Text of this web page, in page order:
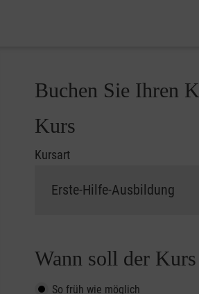
Buchen Sie Ihren
Kurs
Kursart
Wann soll der
So früh wie möglich